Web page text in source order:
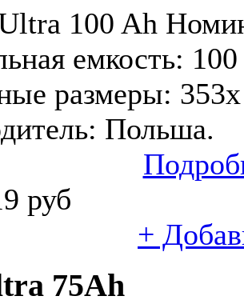
100 Ah
емкость:
размеры:
Польша.
руб
+
75Ah